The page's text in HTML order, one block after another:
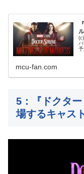
mcu-fan.com
5：『ドクタ
場するキャスト